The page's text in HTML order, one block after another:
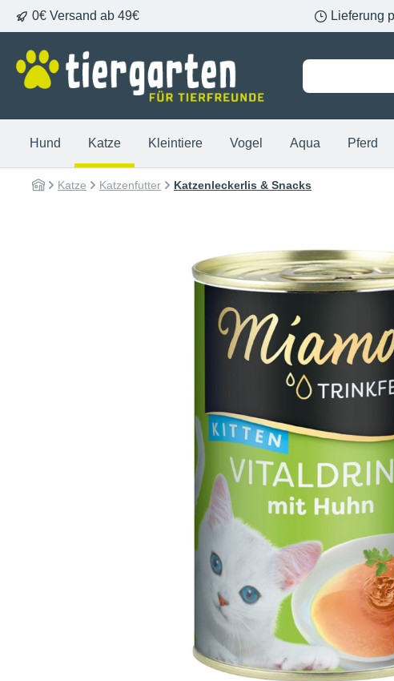
Zur Hauptnavigation springen
0€ Versand ab 49€ Lieferung
Hund Katze Kleintiere Vogel Aqua Pferd
Katze Katzenfutter Katzenleckerlis & Snacks